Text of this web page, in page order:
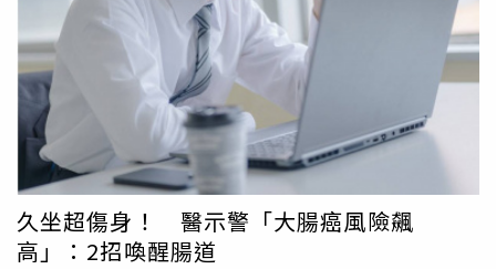
久坐超傷身！ 醫示警「大腸癌風險飆
高」：2招喚醒腸道